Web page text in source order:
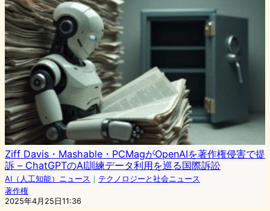
Ziff Davis・Mashable・PCMagがOpenAIを著作権侵害で提
訴 – ChatGPTのAI訓練データ利用を巡る国際訴訟
AI（人工知能）ニュース ｜ テクノロジーと社会ニュース
著作権
2025年4月25日11:36